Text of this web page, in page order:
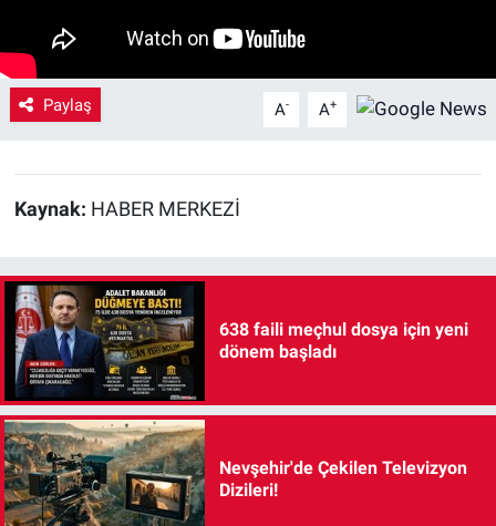
Paylaş A- A+
Kaynak: HABER MERKEZİ
638 faili meçhul dosya için yeni
dönem başladı
Nevşehir'de Çekilen Televizyon
Dizileri!